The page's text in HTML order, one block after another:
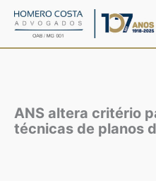
para
ANS altera critério
técnicas de planos